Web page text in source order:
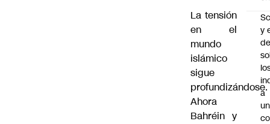
La tensión
en el
mundo
islámico
sigue
profundizándose.
Ahora
Bahréin y
y
a